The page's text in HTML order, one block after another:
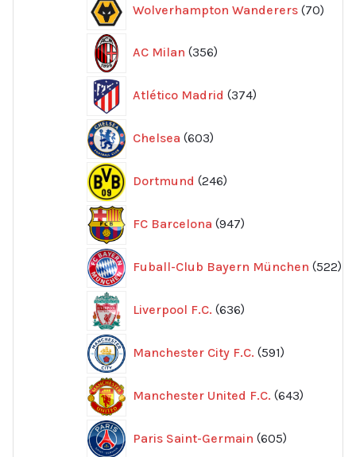
Wolverhampton Wanderers 70
AC Milan 356
produkter
Atlético Madrid 374
produkter
Chelsea 603
produkter
Dortmund 246
produkter
FC Barcelona 947
produkter
Fuball-Club Bayern München 522
Liverpool F.C. 636
produkter
Manchester City F.C. 591
produkter
Manchester United F.C. 643
Paris Saint-Germain 605
produkter